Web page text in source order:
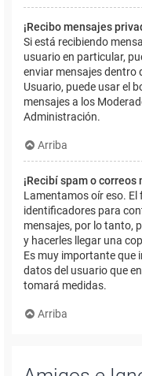
¡Recibo mensajes
Si está recibiendo
usuario en particular,
enviar mensajes dentro
Usuario, puede usar el
mensajes a los
Administración.
Arriba
¡Recibí spam o
Lamentamos oír eso.
identificadores para
mensajes, por lo tanto,
y hacerles llegar una
Es muy importante que
datos del usuario que
tomará medidas.
Arriba